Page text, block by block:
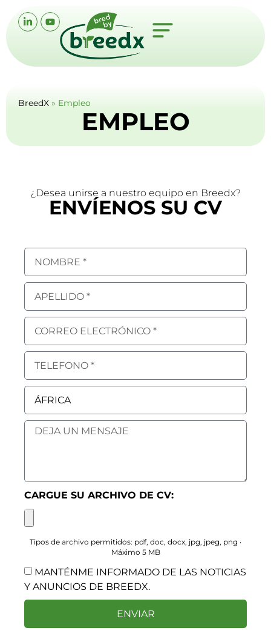
BreedX » Empleo
EMPLEO
¿Desea unirse a nuestro equipo en Breedx?
ENVÍENOS SU CV
CARGUE SU ARCHIVO DE CV:
Tipos de archivo permitidos: pdf, doc, docx, jpg, jpeg, png ·
Máximo 5 MB
MANTÉNME INFORMADO DE LAS NOTICIAS
Y ANUNCIOS DE BREEDX.
ENVIAR